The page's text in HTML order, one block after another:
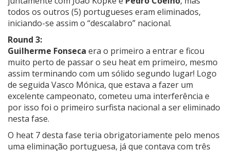
todos os outros (5) portugueses eram eliminados,
iniciando-se assim o “descalabro” nacional.
Round 3:
Guilherme Fonseca era o primeiro a entrar e ficou
muito perto de passar o seu heat em primeiro, mesmo
assim terminando com um sólido segundo lugar! Logo
de seguida Vasco Mónica, que estava a fazer um
excelente campeonato, cometeu uma interferência e
por isso foi o primeiro surfista nacional a ser eliminado
nesta fase.
O heat 7 desta fase teria obrigatoriamente pelo menos
uma eliminação portuguesa, já que contava com três